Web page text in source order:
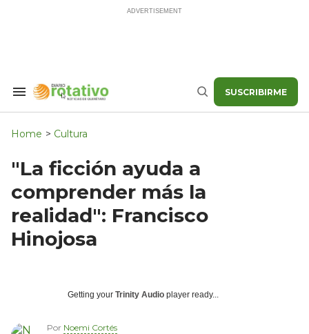
Search
Navigation
Buscar SUSCRIBIRME
Home > Cultura
"La ficción ayuda a
comprender más la
realidad": Francisco
Hinojosa
Getting your Trinity Audio player ready...
Por Noemi Cortés